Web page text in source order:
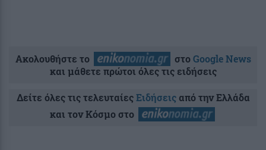
Ακολουθήστε το στοGoogle News
και μάθετε πρώτοι όλες τις ειδήσεις
Δείτε όλες τις τελευταίεςΕιδήσειςαπό την Ελλάδα
και τον Κόσμο στο